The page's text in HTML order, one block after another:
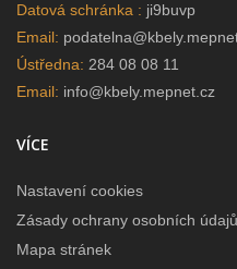
Datová schránka : ji9buvp
Email:
Ústředna: 284 08 08 11
Email: info@kbely.mepnet.cz
VÍCE
Nastavení cookies
Zásady ochrany osobních údajů
Mapa stránek